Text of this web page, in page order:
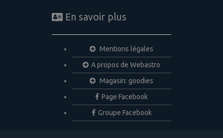
En savoir plus
Mentions légales
A propos de Webastro
Magasin: goodies
Page Facebook
Groupe Facebook